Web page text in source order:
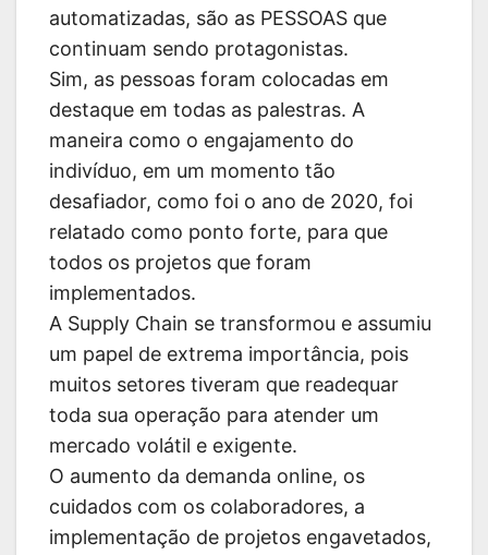
automatizadas, são as PESSOAS que
continuam sendo protagonistas.
Sim, as pessoas foram colocadas em
destaque em todas as palestras. A
maneira como o engajamento do
indivíduo, em um momento tão
desafiador, como foi o ano de 2020, foi
relatado como ponto forte, para que
todos os projetos que foram
implementados.
A Supply Chain se transformou e assumiu
um papel de extrema importância, pois
muitos setores tiveram que readequar
toda sua operação para atender um
mercado volátil e exigente.
O aumento da demanda online, os
cuidados com os colaboradores, a
implementação de projetos engavetados,